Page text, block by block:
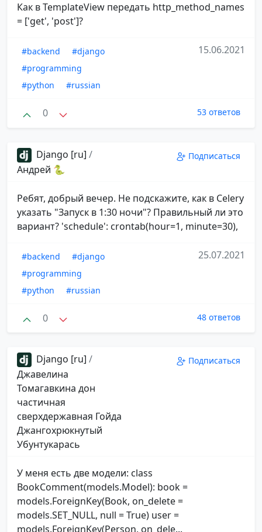
Как в TemplateView передать http_method_names
= ['get', 'post']?
#backend
#django
#programming
#python
#russian
15.06.2021
0 53 ответов
Django [ru] /
Андрей 🐍
Подписаться
Ребят, добрый вечер. Не подскажите, как в Celery
указать "Запуск в 1:30 ночи"? Правильный ли это
вариант? 'schedule': crontab(hour=1, minute=30),
#backend
#django
#programming
#python
#russian
25.07.2021
0 48 ответов
Django [ru] /
Джавелина
Томагавкина дон
частичная
сверхдержавная Гойда
Джангохрюкнутый
Убунтукарась
Подписаться
У меня есть две модели: class
BookComment(models.Model): book =
models.ForeignKey(Book, on_delete =
models.SET_NULL, null = True) user =
models.ForeignKey(Person, on_dele...